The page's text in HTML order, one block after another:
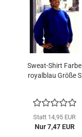
Sweat-Shirt Farbe
royalblau Größe S
Statt 14,95 EUR
Nur 7,47 EUR